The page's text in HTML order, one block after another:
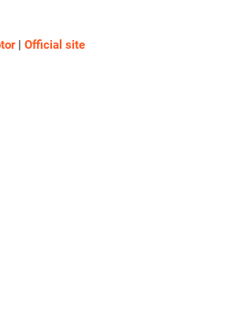
| Official site